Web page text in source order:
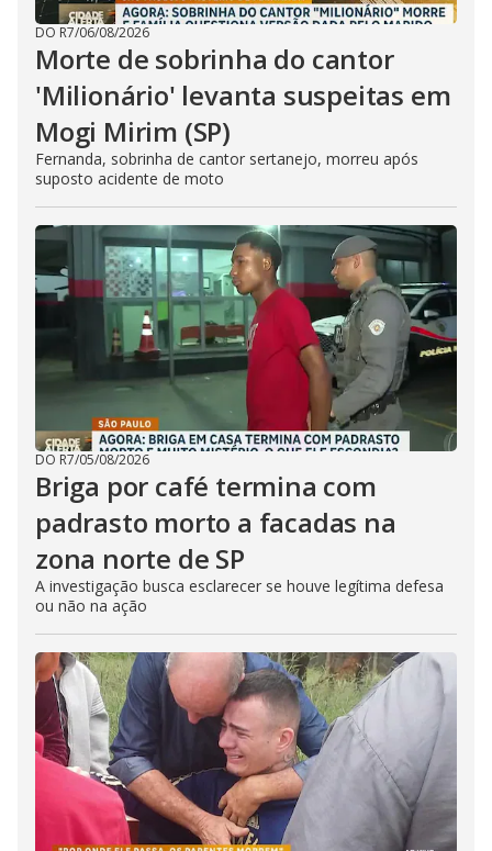
DO R7/06/08/2026
Morte de sobrinha do cantor
'Milionário' levanta suspeitas em
Mogi Mirim (SP)
Fernanda, sobrinha de cantor sertanejo, morreu após
suposto acidente de moto
DO R7/05/08/2026
Briga por café termina com
padrasto morto a facadas na
zona norte de SP
A investigação busca esclarecer se houve legítima defesa
ou não na ação